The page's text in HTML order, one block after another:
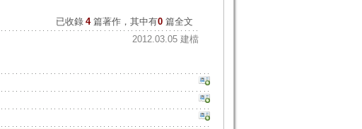
已收錄 4 篇著作，其中有0篇全文
2012.03.05 建檔